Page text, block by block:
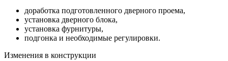
доработка подготовленного дверного проема,
установка дверного блока,
установка фурнитуры,
подгонка и необходимые регулировки.
Изменения в конструкции